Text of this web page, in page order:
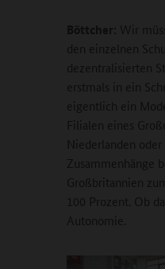
Böttcher: Wir
den einzelnen
dezentralisierten
erstmals in ein
eigentlich ein
Filialen eines
Niederlanden
Zusammenhänge
Großbritannien
100 Prozent. Ob
Autonomie.